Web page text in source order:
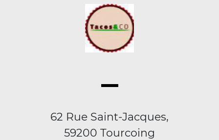
62 Rue Saint-Jacques,
59200 Tourcoing